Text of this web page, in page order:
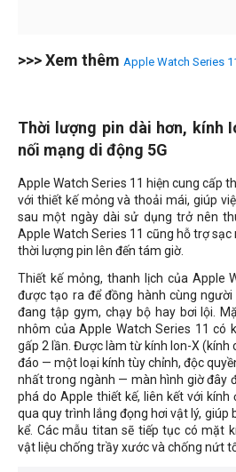
>>> Xem thêm Apple Watch Series
Thời lượng pin dài hơn, kính
nối mạng di động 5G
Apple Watch Series 11 hiện cung cấp
với thiết kế mỏng và thoải mái, giúp
sau một ngày dài sử dụng trở nên
Apple Watch Series 11 cũng hỗ trợ sạc
thời lượng pin lên đến tám giờ.
Thiết kế mỏng, thanh lịch của Apple
được tạo ra để đồng hành cùng
đang tập gym, chạy bộ hay bơi lội.
nhôm của Apple Watch Series 11 có
gấp 2 lần. Được làm từ kính Ion-X (kính
đáo — một loại kính tùy chỉnh, độc
nhất trong ngành — màn hình giờ đây
phá do Apple thiết kế, liên kết với
qua quy trình lắng đọng hơi vật lý, giúp
kể. Các mẫu titan sẽ tiếp tục có mặt
vật liệu chống trầy xước và chống nứt